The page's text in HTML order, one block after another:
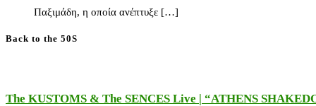
Παξιμάδη, η οποία ανέπτυξε […]
Back to the 50S
The KUSTOMS & The SENCES Live | “ATHENS